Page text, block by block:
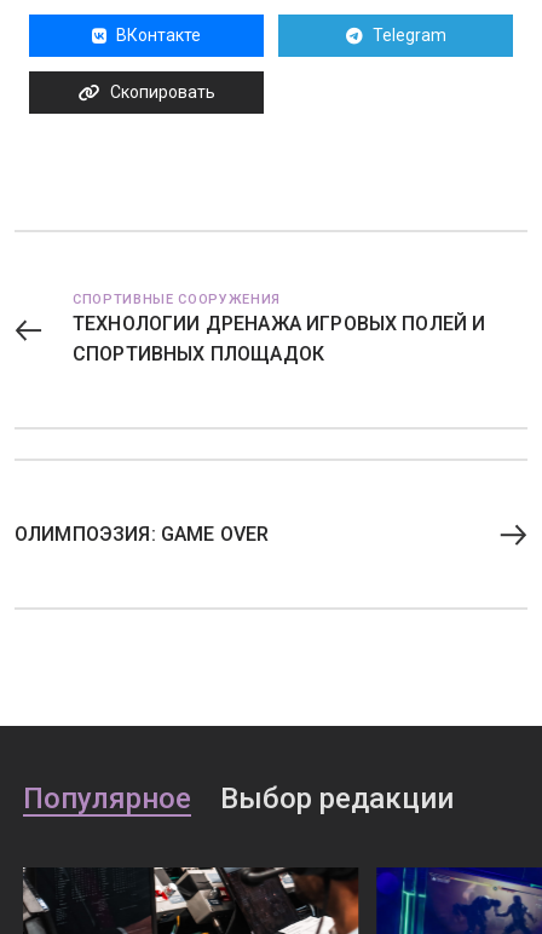
ВКонтакте Telegram
Скопировать
СПОРТИВНЫЕ СООРУЖЕНИЯ
ТЕХНОЛОГИИ ДРЕНАЖА ИГРОВЫХ ПОЛЕЙ И
СПОРТИВНЫХ ПЛОЩАДОК
ОЛИМПОЭЗИЯ: GAME OVER
Популярное Выбор редакции